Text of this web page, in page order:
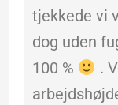
tjekkede vi
dog uden
100 %
.